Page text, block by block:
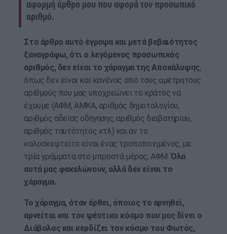
αφορμή άρθρο μου που αφορά τον προσωπικό
αριθμό.
Στο άρθρο αυτό έγραψα και μετά βεβαιότητος
ξαναγράφω, ότι ο λεγόμενος προσωπικός
αριθμός, δεν είναι το χάραγμα της Αποκάλυψης,
όπως δεν είναι και κανένας από τους αμέτρητους
αριθμούς που μας υποχρεώνει το κράτος να
έχουμε (ΑΦΜ, ΑΜΚΑ, αριθμός δημοτολογίου,
αριθμός αδείας οδήγησης, αριθμός διαβατηρίου,
αριθμός ταυτότητος κτλ) και αν το
καλοσκεφτείτε είναι ένας τροποποιημένος, με
τρία γράμματα στο μπροστά μέρος, ΑΦΜ.Όλα
αυτά μας φακελώνουν, αλλά δεν είναι το
χάραγμα.
Το χάραγμα, όταν έρθει, όποιος το αρνηθεί,
αρνείται και τον ψέυτικο κόσμο που μας δίνει ο
Διάβολος και κερδίζει τον κόσμο του Φωτός,